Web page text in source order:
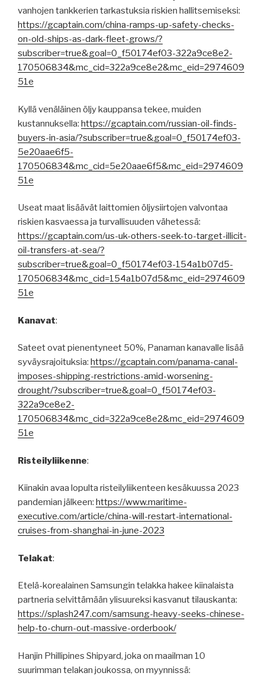
vanhojen tankkerien tarkastuksia riskien hallitsemiseksi:
https://gcaptain.com/china-ramps-up-safety-checks-
on-old-ships-as-dark-fleet-grows/?
subscriber=true&goal=0_f50174ef03-322a9ce8e2-
170506834&mc_cid=322a9ce8e2&mc_eid=2974609
51e
Kyllä venäläinen öljy kauppansa tekee, muiden
kustannuksella: https://gcaptain.com/russian-oil-finds-
buyers-in-asia/?subscriber=true&goal=0_f50174ef03-
5e20aae6f5-
170506834&mc_cid=5e20aae6f5&mc_eid=2974609
51e
Useat maat lisäävät laittomien öljysiirtojen valvontaa
riskien kasvaessa ja turvallisuuden vähetessä:
https://gcaptain.com/us-uk-others-seek-to-target-illicit-
oil-transfers-at-sea/?
subscriber=true&goal=0_f50174ef03-154a1b07d5-
170506834&mc_cid=154a1b07d5&mc_eid=2974609
51e
Kanavat:
Sateet ovat pienentyneet 50%, Panaman kanavalle lisää
syväysrajoituksia: https://gcaptain.com/panama-canal-
imposes-shipping-restrictions-amid-worsening-
drought/?subscriber=true&goal=0_f50174ef03-
322a9ce8e2-
170506834&mc_cid=322a9ce8e2&mc_eid=2974609
51e
Risteilyliikenne:
Kiinakin avaa lopulta risteilyliikenteen kesäkuussa 2023
pandemian jälkeen: https://www.maritime-
executive.com/article/china-will-restart-international-
cruises-from-shanghai-in-june-2023
Telakat:
Etelä-korealainen Samsungin telakka hakee kiinalaista
partneria selvittämään ylisuureksi kasvanut tilauskanta:
https://splash247.com/samsung-heavy-seeks-chinese-
help-to-churn-out-massive-orderbook/
Hanjin Phillipines Shipyard, joka on maailman 10
suurimman telakan joukossa, on myynnissä: